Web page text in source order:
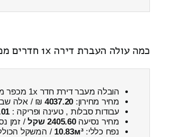
כמה עולה העברת דירה 1x חדרים מכפר מנחם ← לחצב כולל פירוק והרכבה
הובלה מעבר דירת חדר 1x מכפר מנחם ← לחצב
מחיר מחירון: 4037.20 ₪ / אלה
עבודות סבלות , טעינה ופריקה : ₪
מחיר נסיעה2405.60 שקל / זמן
נפח כללי:10.83м³ / המשקל